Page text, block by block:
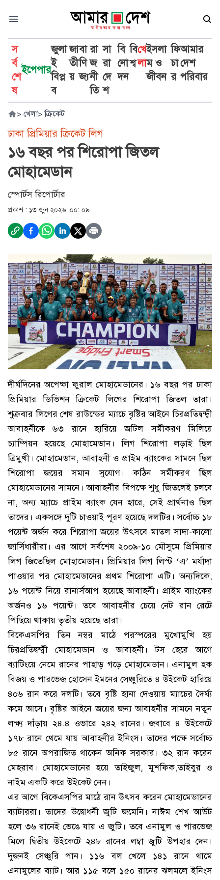
স
র্ব
শে
ষ
ইপেপার
জুলা
ই
বিপ্ল
ব
জা
তী
য়
বা
ণি
জ্য
রা
জ
নী
তি
সা
রা
দে
শ
বি
নো
দন
বি
শ্ব
খে
লা
ইসলা
ম ও
জীবন
ফি
চা
র
আমার
দেশ
পরিবার
> খেলা> ক্রিকেট
ঢাকা প্রিমিয়ার ক্রিকেট লিগ
১৬ বছর পর শিরোপা জিতল
মোহামেডান
স্পোর্টস রিপোর্টার
প্রকাশ : ১৩ জুন ২০২৬, ০০: ০৯
দীর্ঘদিনের অপেক্ষা ফুরাল মোহামেডানের। ১৬ বছর পর ঢাকা
প্রিমিয়ার ডিভিশন ক্রিকেট লিগের শিরোপা জিতল তারা।
শুক্রবার লিগের শেষ রাউন্ডের ম্যাচে বৃষ্টির আইনে চিরপ্রতিদ্বন্দ্বী
আবাহনীকে ৬৩ রানে হারিয়ে জটিল সমীকরণ মিলিয়ে
চ্যাম্পিয়ন হয়েছে মোহামেডান। লিগ শিরোপা লড়াই ছিল
ত্রিমুখী। মোহামেডান, আবাহনী ও প্রাইম ব্যাংকের সামনে ছিল
শিরোপা জয়ের সমান সুযোগ। কঠিন সমীকরণ ছিল
মোহামেডানের সামনে। আবাহনীর বিপক্ষে শুধু জিতলেই চলবে
না, অন্য ম্যাচে প্রাইম ব্যাংক যেন হারে, সেই প্রার্থনাও ছিল
তাদের। একসঙ্গে দুটি চাওয়াই পূরণ হয়েছে দলটির। সর্বোচ্চ ১৮
পয়েন্ট অর্জন করে শিরোপা জয়ের উৎসবে মাতল সাদা-কালো
জার্সিধারীরা। এর আগে সর্বশেষ ২০০৯-১০ মৌসুমে প্রিমিয়ার
লিগ জিতেছিল মোহামেডান। প্রিমিয়ার লিগ লিস্ট ‘এ’ মর্যাদা
পাওয়ার পর মোহামেডানের প্রথম শিরোপা এটি। অন্যদিকে,
১৬ পয়েন্ট নিয়ে রানার্সআপ হয়েছে আবাহনী। প্রাইম ব্যাংকের
অর্জনও ১৬ পয়েন্ট। তবে আবাহনীর চেয়ে নেট রান রেটে
পিছিয়ে থাকায় তৃতীয় হয়েছে তারা।
বিকেএসপির তিন নম্বর মাঠে পরস্পরের মুখোমুখি হয়
চিরপ্রতিদ্বন্দ্বী মোহামেডান ও আবাহনী। টস হেরে আগে
ব্যাটিংয়ে নেমে রানের পাহাড় গড়ে মোহামেডান। এনামুল হক
বিজয় ও পারভেজ হোসেন ইমনের সেঞ্চুরিতে ৪ উইকেট হারিয়ে
৪০৬ রান করে দলটি। তবে বৃষ্টি হানা দেওয়ায় ম্যাচের দৈর্ঘ্য
কমে আসে। বৃষ্টির আইনে জয়ের জন্য আবাহনীর সামনে নতুন
লক্ষ্য দাঁড়ায় ২৪.৪ ওভারে ২৪২ রানের। জবাবে ৪ উইকেটে
১৭৮ রানে থেমে যায় আবাহনীর ইনিংস। তাদের পক্ষে সর্বোচ্চ
৮৫ রানে অপরাজিত থাকেন অনিক সরকার। ৩২ রান করেন
মেহরাব। মোহামেডানের হয়ে তাইজুল, মুশফিক,তাইবুর ও
নাইম একটি করে উইকেট নেন।
এর আগে বিকেএসপির মাঠে রান উৎসব করেন মোহামেডানের
ব্যাটাররা। তাদের উদ্বোধনী জুটি জমেনি। নাঈম শেখ আউট
হলে ৩৬ রানেই ভেঙে যায় এ জুটি। তবে এনামুল ও পারভেজ
মিলে দ্বিতীয় উইকেটে ২৪৮ রানের লম্বা জুটি উপহার দেন।
দুজনই সেঞ্চুরি পান। ১১৬ বল খেলে ১৪১ রানে থামে
এনামুলের ব্যাট। আর ১১৫ বলে ১৫০ রানের ঝলমলে ইনিংস